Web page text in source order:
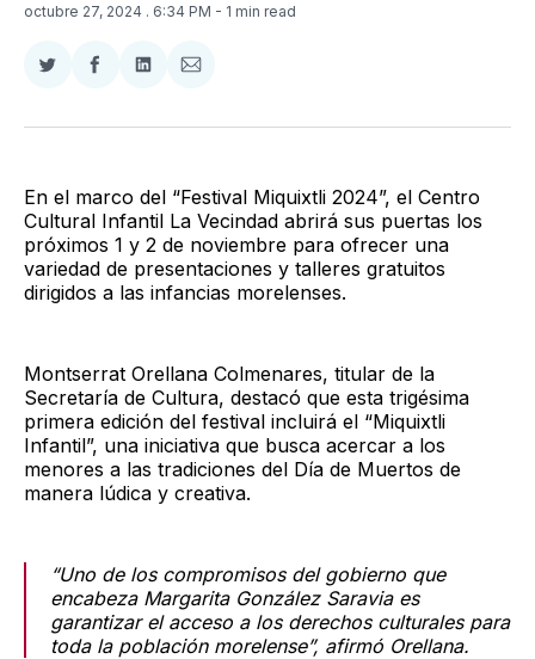
octubre 27, 2024 . 6:34 PM - 1 min read
Compartir
Twitter
Compartir
Facebook
Compartir
LinkedIn
Compartir
Email
En el marco del “Festival Miquixtli 2024”, el Centro
Cultural Infantil La Vecindad abrirá sus puertas los
próximos 1 y 2 de noviembre para ofrecer una
variedad de presentaciones y talleres gratuitos
dirigidos a las infancias morelenses.
Montserrat Orellana Colmenares, titular de la
Secretaría de Cultura, destacó que esta trigésima
primera edición del festival incluirá el “Miquixtli
Infantil”, una iniciativa que busca acercar a los
menores a las tradiciones del Día de Muertos de
manera lúdica y creativa.
“Uno de los compromisos del gobierno que
encabeza Margarita González Saravia es
garantizar el acceso a los derechos culturales para
toda la población morelense”, afirmó Orellana.